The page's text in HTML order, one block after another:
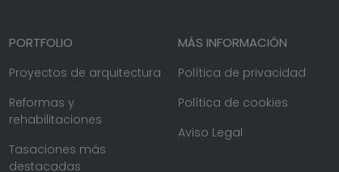
PORTFOLIO
Proyectos de arquitectura
Reformas y
rehabilitaciones
Tasaciones más
destacadas
MÁS INFORMACIÓN
Política de privacidad
Política de cookies
Aviso Legal